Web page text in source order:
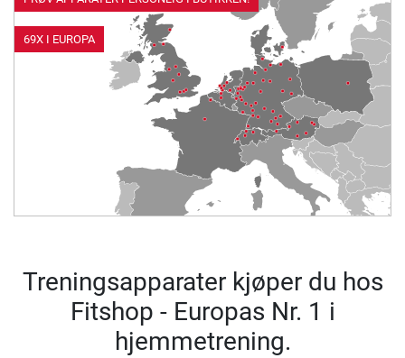
69X I EUROPA
Treningsapparater kjøper du hos
Fitshop - Europas Nr. 1 i
hjemmetrening.